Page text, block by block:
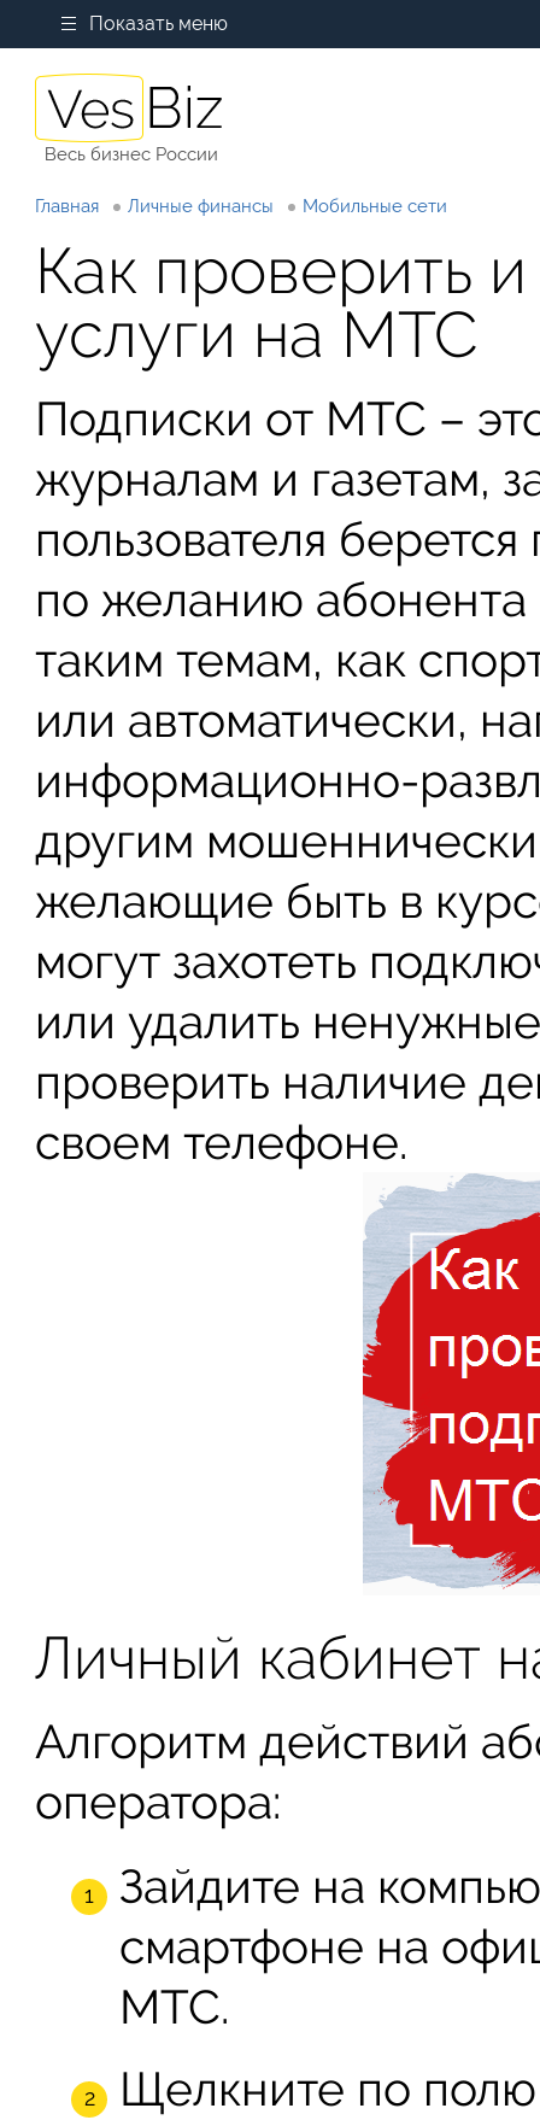
Показать меню
Весь бизнес России
Главная Личные финансы Мобильные сети
Как проверить
услуги на МТС
Подписки от МТС –
журналам и газетам,
пользователя
по желанию
таким темам, как
или автоматически,
информационно-
другим
желающие быть в
могут захотеть
или удалить
проверить наличие
своем телефоне.
Личный кабинет
Алгоритм действий
оператора:
Зайдите на
смартфоне на
МТС.
Щелкните по